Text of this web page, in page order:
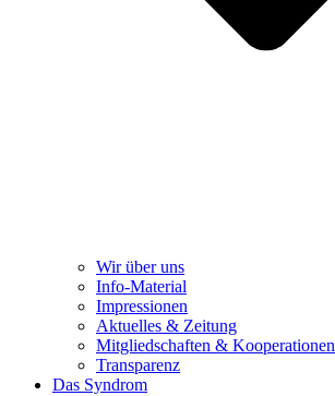
Wir über uns
Info-Material
Impressionen
Aktuelles & Zeitung
Mitgliedschaften & Kooperationen
Transparenz
Das Syndrom